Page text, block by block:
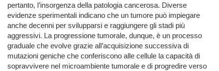
pertanto, l’insorgenza della patologia cancerosa. Diverse
evidenze sperimentali indicano che un tumore può impiegare
anche decenni per svilupparsi e raggiungere gli stadi più
aggressivi. La progressione tumorale, dunque, è un processo
graduale che evolve grazie all’acquisizione successiva di
mutazioni geniche che conferiscono alle cellule la capacità di
sopravvivere nel microambiente tumorale e di progredire verso